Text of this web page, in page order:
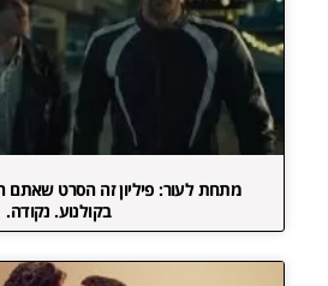
מתחת לעור: פיליון זה הסרט שאתם
בקולנוע. נקודה.